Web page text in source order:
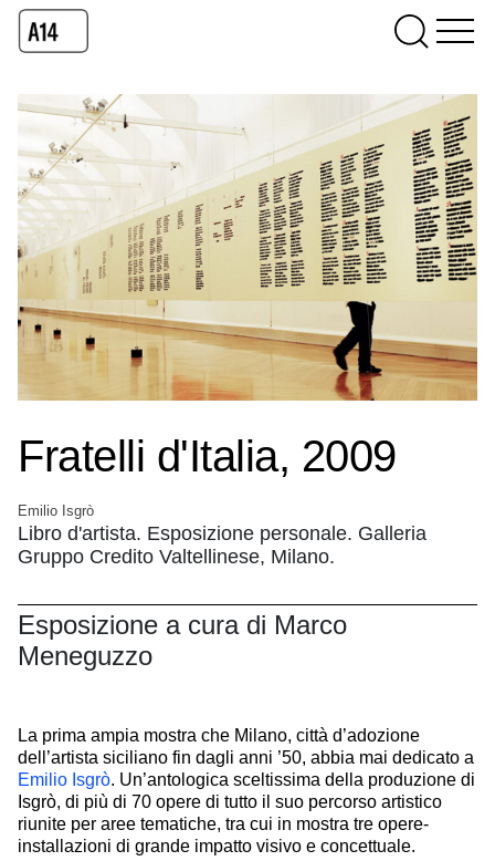
Fratelli d'Italia, 2009
Emilio Isgrò
Libro d'artista. Esposizione personale. Galleria
Gruppo Credito Valtellinese, Milano.
Esposizione a cura di Marco
Meneguzzo
La prima ampia mostra che Milano, città d’adozione
dell’artista siciliano fin dagli anni ’50, abbia mai dedicato a
Emilio Isgrò. Un’antologica sceltissima della produzione di
Isgrò, di più di 70 opere di tutto il suo percorso artistico
riunite per aree tematiche, tra cui in mostra tre opere-
installazioni di grande impatto visivo e concettuale.